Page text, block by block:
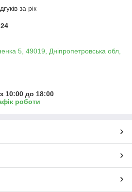
за рік
5, 49019, Дніпропетровська обл,
10:00 до 18:00
роботи